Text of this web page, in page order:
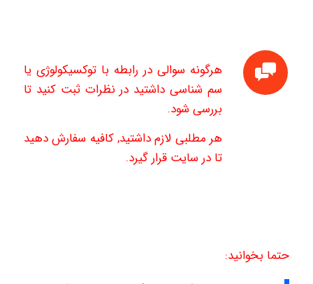
هرگونه سوالی در رابطه با توکسیکولوژی یا
سم شناسی داشتید در نظرات ثبت کنید تا
بررسی شود.
هر مطلبی لازم داشتید, کافیه سفارش دهید
تا در سایت قرار گیرد.
حتما بخوانید: